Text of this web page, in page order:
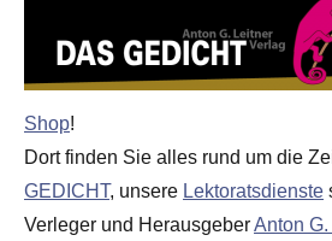
Shop!
Dort finden Sie alles rund um die
GEDICHT, unsere Lektoratsdienste
Verleger und HerausgeberAnton